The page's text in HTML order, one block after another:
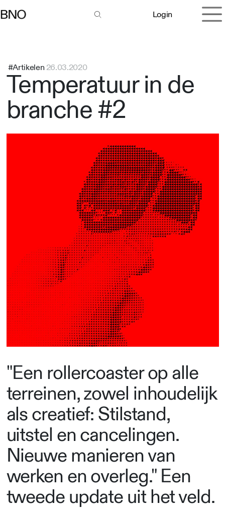
Login
#Artikelen 26.03.2020
Temperatuur in de
branche #2
"Een rollercoaster op alle
terreinen, zowel inhoudelijk
als creatief: Stilstand,
uitstel en cancelingen.
Nieuwe manieren van
werken en overleg." Een
tweede update uit het veld.